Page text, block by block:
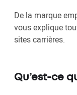
De la marque
vous explique
sites carrières.
Qu’est-ce